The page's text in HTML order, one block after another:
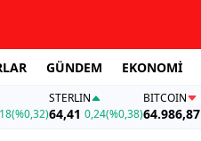
GÜNDEM EKONOMİ
(%0,32)
STERLIN
64,41 0,24(%0,38)
BITCOIN
64.986,87